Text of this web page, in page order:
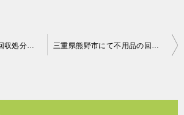
亀山市にて洗濯機の回収処分 お客様の声 三重県熊野市にて不用品の回収 お客様の声